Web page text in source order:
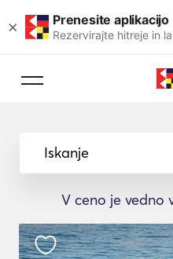
× Prenesite aplikacijo
Rezervirajte hitreje in
Iskanje
V ceno je vedno